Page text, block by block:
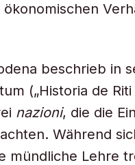
beschrieb in
(„Historia de Riti
nazioni, die die
Während
mündliche Lehre